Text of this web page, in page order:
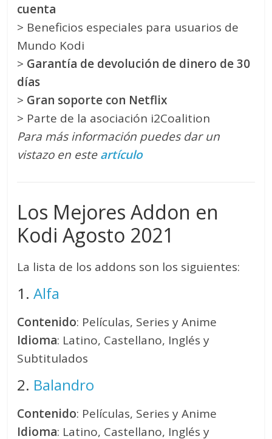
cuenta
> Beneficios especiales para usuarios de
Mundo Kodi
> Garantía de devolución de dinero de 30
días
> Gran soporte con Netflix
> Parte de la asociación i2Coalition
Para más información puedes dar un
vistazo en esteartículo
Los Mejores Addon en
Kodi Agosto 2021
La lista de los addons son los siguientes:
1.Alfa
Contenido: Películas, Series y Anime
Idioma: Latino, Castellano, Inglés y
Subtitulados
2. Balandro
Contenido: Películas, Series y Anime
Idioma: Latino, Castellano, Inglés y